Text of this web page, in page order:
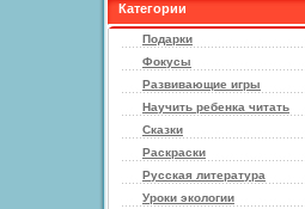
Категории
Подарки
Фокусы
Развивающие игры
Научить ребенка читать
Сказки
Раскраски
Русская литература
Уроки экологии